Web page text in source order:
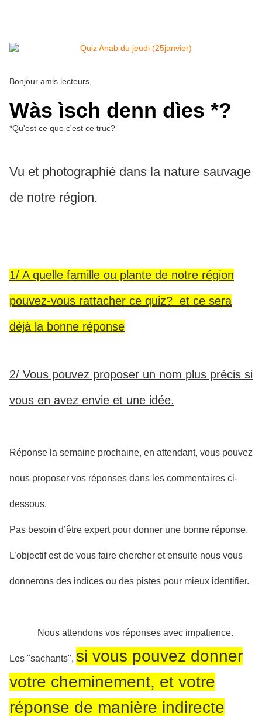
Bonjour amis lecteurs,
Wàs ìsch denn dìes *?
*Qu'est ce que c'est ce truc?
Vu et photographié dans la nature sauvage
de notre région.
1/ A quelle famille ou plante de notre région
pouvez-vous rattacher ce quiz? et ce sera
déjà la bonne réponse
2/ Vous pouvez proposer un nom plus précis si
vous en avez envie et une idée.
Réponse la semaine prochaine, en attendant, vous pouvez
nous proposer vos réponses dans les commentaires ci-
dessous.
Pas besoin d’être expert pour donner une bonne réponse.
L’objectif est de vous faire chercher et ensuite nous vous
donnerons des indices ou des pistes pour mieux identifier.
Nous attendons vos réponses avec impatience.
Les "sachants", si vous pouvez donner
votre cheminement, et votre
réponse de manière indirecte